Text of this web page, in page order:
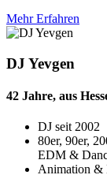
Mehr Erfahren
DJ Yevgen
42 Jahre, aus
DJ seit 2002
80er, 90er,
EDM &
Animation &